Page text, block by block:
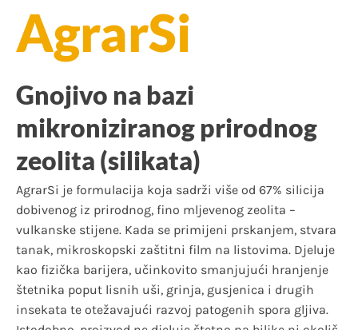
AgrarSi
Gnojivo na bazi
mikroniziranog prirodnog
zeolita (silikata)
AgrarSi je formulacija koja sadrži više od 67% silicija
dobivenog iz prirodnog, fino mljevenog zeolita –
vulkanske stijene. Kada se primijeni prskanjem, stvara
tanak, mikroskopski zaštitni film na listovima. Djeluje
kao fizička barijera, učinkovito smanjujući hranjenje
štetnika poput lisnih uši, grinja, gusjenica i drugih
insekata te otežavajući razvoj patogenih spora gljiva.